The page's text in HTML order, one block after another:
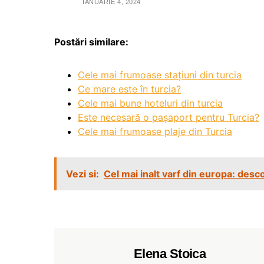
IANUARIE 4, 2024
Postări similare:
Cele mai frumoase stațiuni din turcia
Ce mare este în turcia?
Cele mai bune hoteluri din turcia
Este necesară o pașaport pentru Turcia?
Cele mai frumoase plaje din Turcia
Vezi si: Cel mai inalt varf din europa:
Elena Stoica